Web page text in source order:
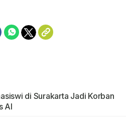
di Surakarta Jadi Korban
AI